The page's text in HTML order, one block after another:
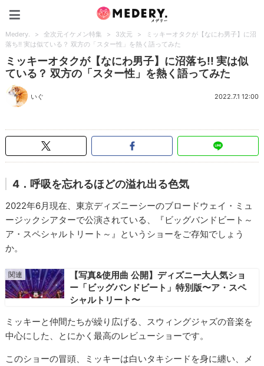
Medery. > 全次元イケメン特集 > 3次元 >
ミッキーオタクが【なにわ男子】に沼
落ち!! 実は似ている？ 双方の「スター性」を熱く語ってみた
ミッキーオタクが【なにわ男子】に沼落ち!! 実は似
ている？ 双方の「スター性」を熱く語ってみた
いぐ 2022.7.1 12:00
4．呼吸を忘れるほどの溢れ出る色気
2022年6月現在、東京ディズニーシーのブロードウェイ・ミュ
ージックシアターで公演されている、『ビッグバンドビート～
ア・スペシャルトリート～』というショーをご存知でしょう
か。
【写真&使用曲 公開】ディズニー大人気ショ
ー「ビッグバンドビート」特別版〜ア・スペ
シャルトリート〜
ミッキーと仲間たちが繰り広げる、スウィングジャズの音楽を
中心にした、とにかく最高のレビューショーです。
このショーの冒頭、ミッキーは白いタキシードを身に纏い、メ